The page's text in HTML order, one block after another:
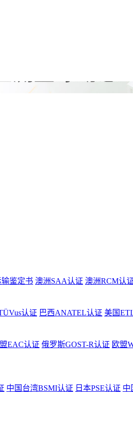
鉴定书 澳洲SAA认证 澳洲RCM认
认证 巴西ANATEL认证 美国
EAC认证 俄罗斯GOST-R认证 欧盟
中国台湾BSMI认证 日本PSE认证 中